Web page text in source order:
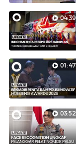
04:39
01:47
03:52